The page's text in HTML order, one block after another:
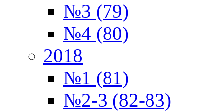
№3 (79)
№4 (80)
2018
№1 (81)
№2-3 (82-83)